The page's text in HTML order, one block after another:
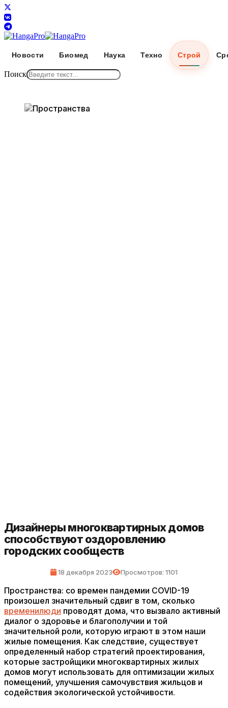
Новости Биомед Наука Техно Строй
Поиск
Дизайнеры многоквартирных домов
способствуют оздоровлению
городских сообществ
18 декабря 2023 Просмотров: 1101
Пространства: со времен пандемии COVID-19
произошел значительный сдвиг в том, сколько
временилюди проводят дома, что вызвало активный
диалог о здоровье и благополучии и той
значительной роли, которую играют в этом наши
жилые помещения. Как следствие, существует
определенный набор стратегий проектирования,
которые застройщики многоквартирных жилых
домов могут использовать для оптимизации жилых
помещений, улучшения самочувствия жильцов и
содействия экологической устойчивости.